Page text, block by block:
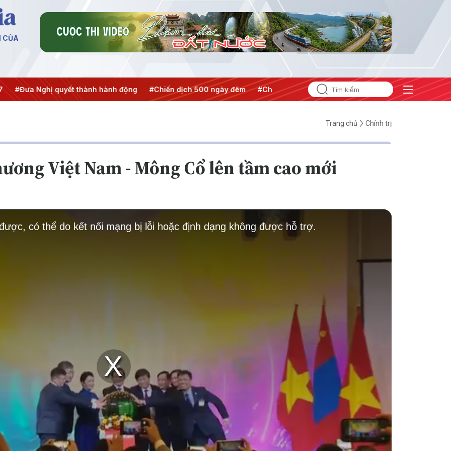
CỦA
Nghị quyết thành hành động #Chiến dịch 500 ngày đêm #Chống khai thác IUU #Căng thẳng Trung Đông #An ninh
Trang chủ Chính trị
Việt Nam - Mông Cổ lên tầm cao mới
Play
Video
có thể do kết nối mạng bị lỗi hoặc định dạng không được hỗ trợ.